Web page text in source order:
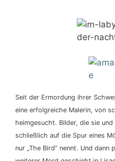
Seit der Ermordung ihrer
eine erfolgreiche Malerin, von
heimgesucht. Bilder, die sie
schließlich auf die Spur eines
nur „The Bird“ nennt. Und